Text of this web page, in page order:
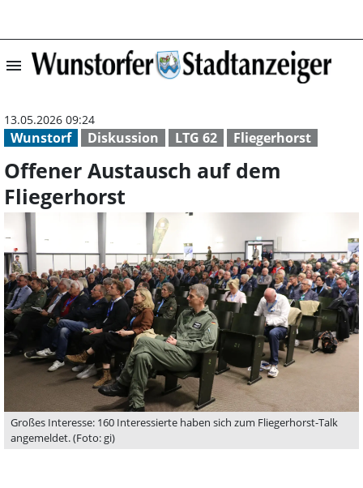
menu Offener
Wunstorf Diskussion LTG 62 Fliegerhorst
13.05.2026 09:24
Offener Austausch auf dem
Fliegerhorst
Großes Interesse: 160 Interessierte haben sich zum Fliegerhorst-Talk
angemeldet. (Foto: gi)